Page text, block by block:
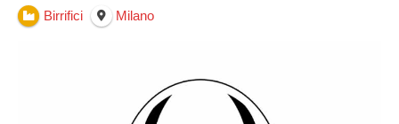
Birrifici Milano